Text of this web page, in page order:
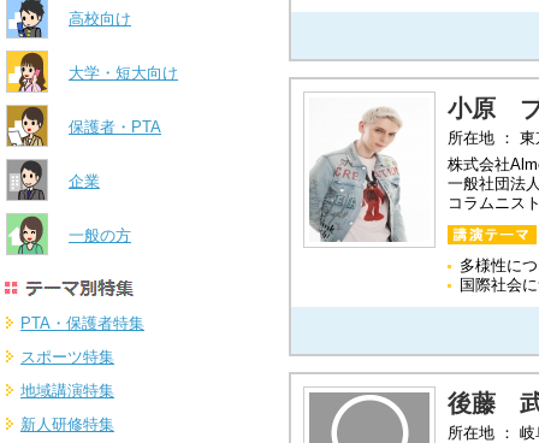
高校向け
大学・短大向け
保護者・PTA
企業
一般の方
PTA・保護者特集
スポーツ特集
地域講演特集
新人研修特集
小原
所在地 ：
株式会社
一般社団法
コラムニス
多様性に
国際社会
後藤
所在地 ：